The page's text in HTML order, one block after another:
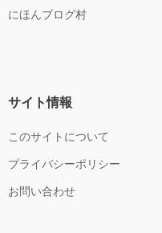
にほんブログ村
サイト情報
このサイトについて
プライバシーポリシー
お問い合わせ